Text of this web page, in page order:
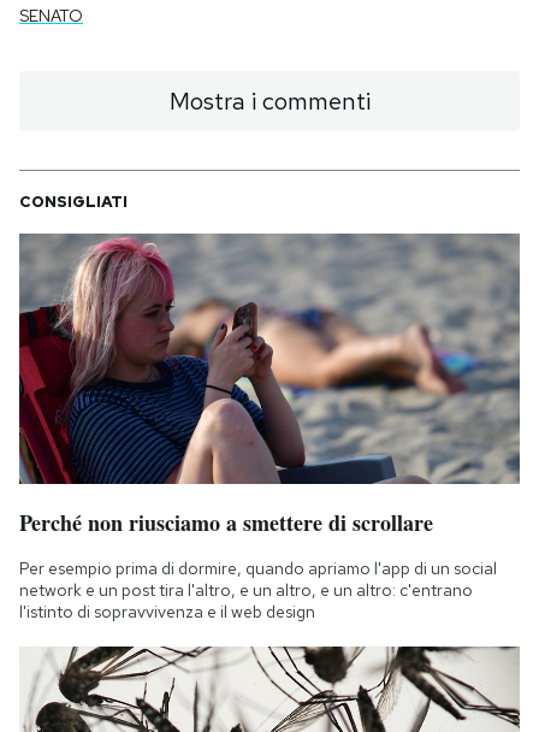
SENATO
Mostra i commenti
CONSIGLIATI
Perché non riusciamo a smettere di scrollare
Per esempio prima di dormire, quando apriamo l'app di un social
network e un post tira l'altro, e un altro, e un altro: c'entrano
l'istinto di sopravvivenza e il web design